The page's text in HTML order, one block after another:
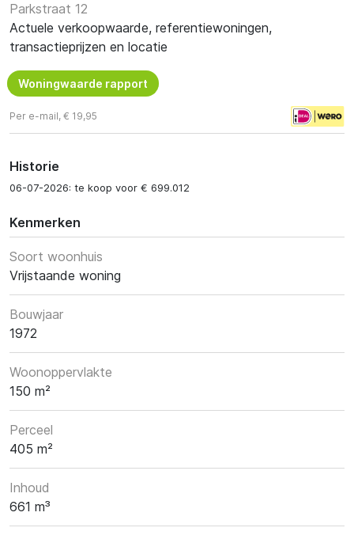
Parkstraat 12
Actuele verkoopwaarde, referentiewoningen,
transactieprijzen en locatie
Woningwaarde rapport
Per e-mail, € 19,95
Historie
06-07-2026: te koop voor € 699.012
Kenmerken
Soort woonhuis
Vrijstaande woning
Bouwjaar
1972
Woonoppervlakte
150 m²
Perceel
405 m²
Inhoud
661 m³